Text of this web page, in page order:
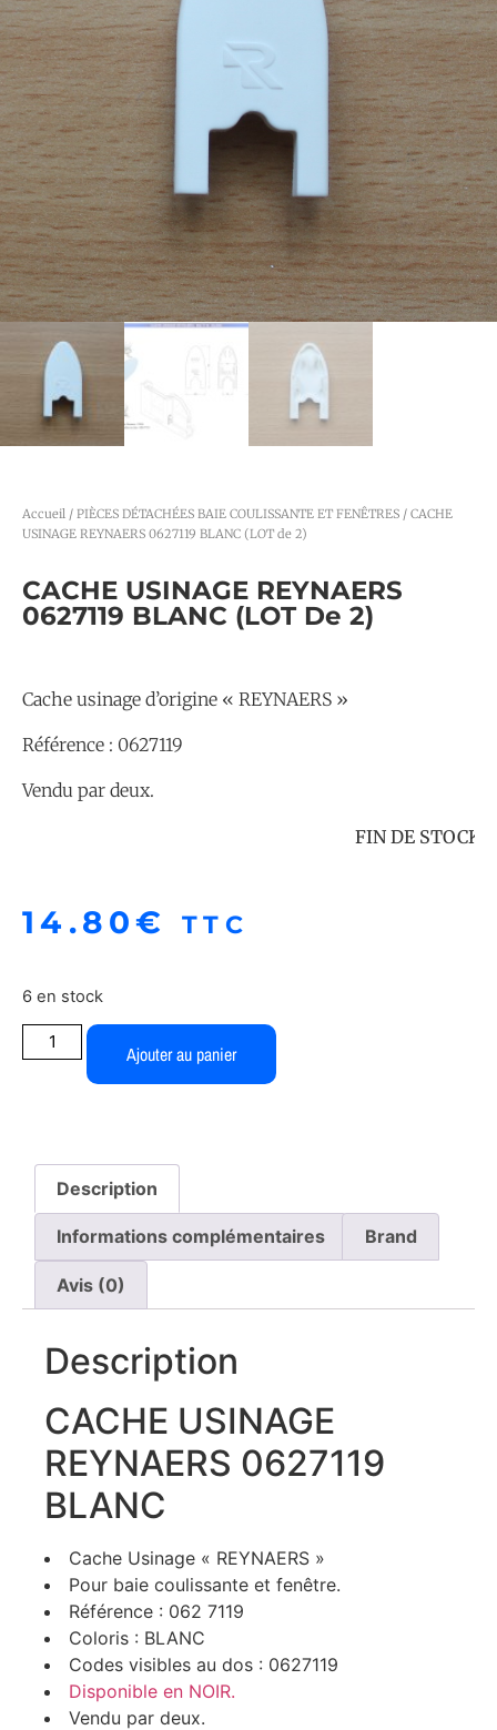
Accueil / PIÈCES DÉTACHÉES BAIE COULISSANTE ET FENÊTRES / CACHE
USINAGE REYNAERS 0627119 BLANC (LOT de 2)
CACHE USINAGE REYNAERS
0627119 BLANC (LOT De 2)
Cache usinage d’origine « REYNAERS »
Référence : 0627119
Vendu par deux.
FIN DE STOCK,
14.80€ TTC
6 en stock
Ajouter au panier
Description
Informations complémentaires Brand
Avis (0)
Description
CACHE USINAGE
REYNAERS 0627119
BLANC
Cache Usinage « REYNAERS »
Pour baie coulissante et fenêtre.
Référence : 062 7119
Coloris : BLANC
Codes visibles au dos : 0627119
Disponible en NOIR.
Vendu par deux.